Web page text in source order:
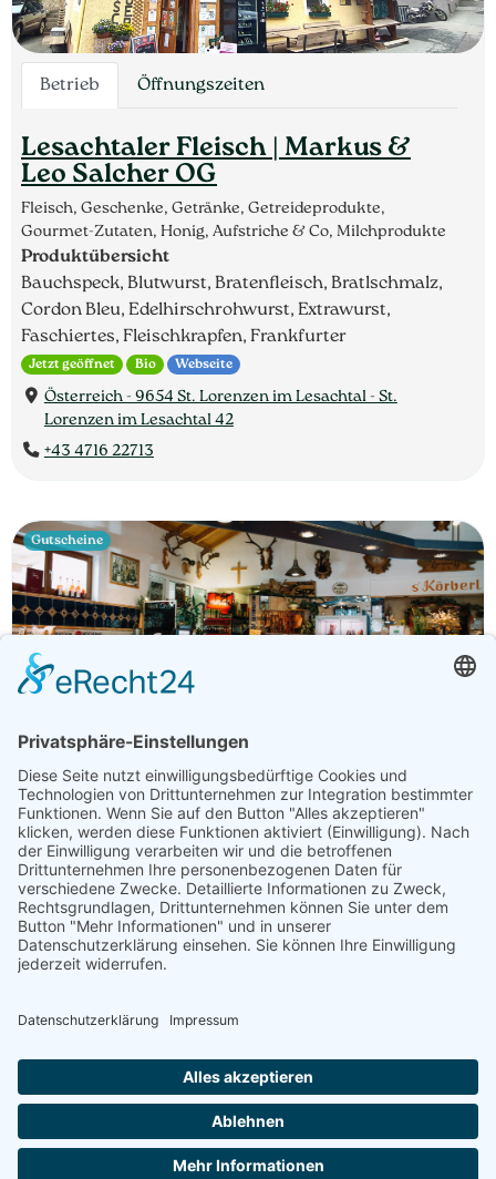
Betrieb Öffnungszeiten
Lesachtaler Fleisch | Markus &
Leo Salcher OG
Fleisch, Geschenke, Getränke, Getreideprodukte,
Gourmet-Zutaten, Honig, Aufstriche & Co, Milchprodukte
Produktübersicht
Bauchspeck, Blutwurst, Bratenfleisch, Bratlschmalz,
Cordon Bleu, Edelhirschrohwurst, Extrawurst,
Faschiertes, Fleischkrapfen, Frankfurter
Jetzt geöffnet Bio Webseite
Österreich - 9654 St. Lorenzen im Lesachtal - St.
Lorenzen im Lesachtal 42
+43 4716 22713
Betrieb Öffnungszeiten
Fleischerei Kastner
Fleisch, Gastronomie, Geschenke, Getränke,
Getreideprodukte, Gourmet-Zutaten, Honig, Aufstriche &
Co, Milchprodukte, Obst & Gemüse, Süßes & Snacks,
Weitere Hofprodukte
Produktübersicht
Extrawurst, Fleisch, Gailtaler Almkäse g.U., Gailtaler
Österreich - 9640 Kötschach Mauthen - Mauthen 286
+43 4715 323
Gutscheine